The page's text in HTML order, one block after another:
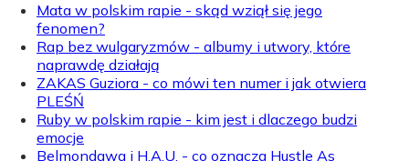
Mata w polskim rapie - skąd wziął się jego
fenomen?
Rap bez wulgaryzmów - albumy i utwory, które
naprawdę działają
ZAKAS Guziora - co mówi ten numer i jak otwiera
PLEŚŃ
Ruby w polskim rapie - kim jest i dlaczego budzi
emocje
Belmondawg i H.A.U. - co oznacza Hustle As